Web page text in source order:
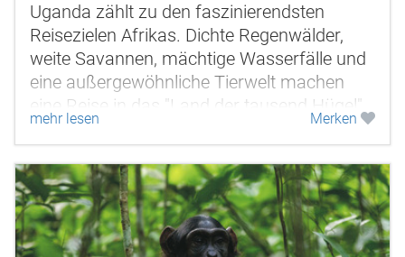
Uganda zählt zu den faszinierendsten
Reisezielen Afrikas. Dichte Regenwälder,
weite Savannen, mächtige Wasserfälle und
eine außergewöhnliche Tierwelt machen
eine Reise in das "Land der tausend Hügel"
zu einem unvergesslichen...
mehr lesen Merken